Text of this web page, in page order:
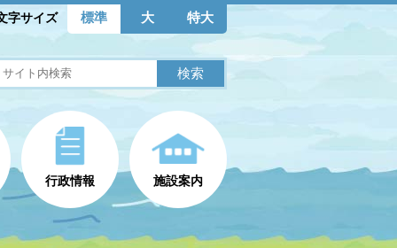
字サイズ 標準 大 特大
行政情報 施設案内